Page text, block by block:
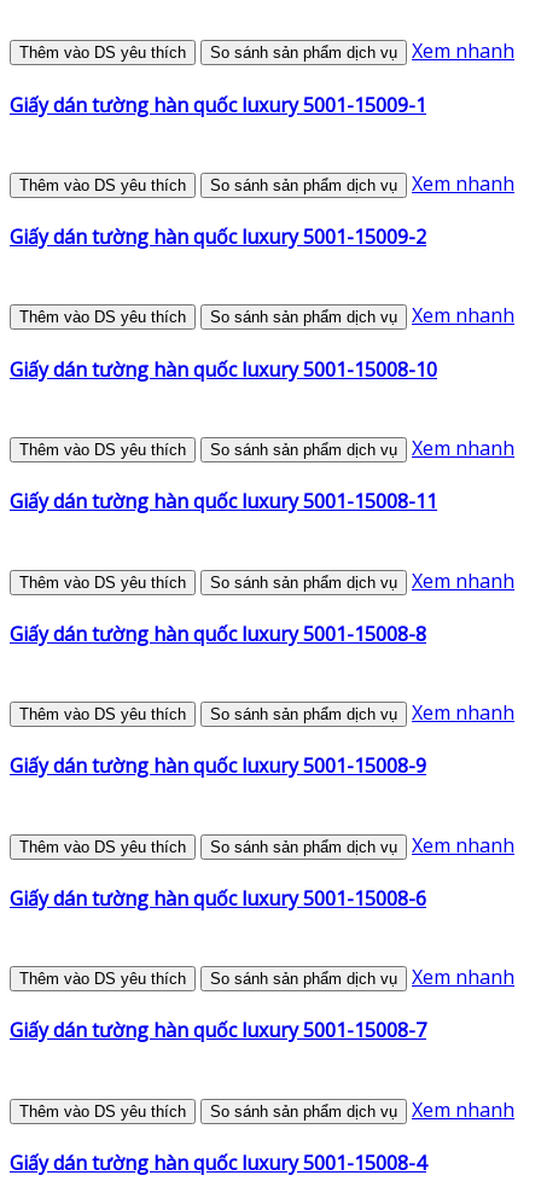
Thêm vào DS yêu thích So sánh sản phẩm dịch vụ Xem nhanh
Giấy dán tường hàn quốc luxury 5001-15009-1
Thêm vào DS yêu thích So sánh sản phẩm dịch vụ Xem nhanh
Giấy dán tường hàn quốc luxury 5001-15009-2
Thêm vào DS yêu thích So sánh sản phẩm dịch vụ Xem nhanh
Giấy dán tường hàn quốc luxury 5001-15008-10
Thêm vào DS yêu thích So sánh sản phẩm dịch vụ Xem nhanh
Giấy dán tường hàn quốc luxury 5001-15008-11
Thêm vào DS yêu thích So sánh sản phẩm dịch vụ Xem nhanh
Giấy dán tường hàn quốc luxury 5001-15008-8
Thêm vào DS yêu thích So sánh sản phẩm dịch vụ Xem nhanh
Giấy dán tường hàn quốc luxury 5001-15008-9
Thêm vào DS yêu thích So sánh sản phẩm dịch vụ Xem nhanh
Giấy dán tường hàn quốc luxury 5001-15008-6
Thêm vào DS yêu thích So sánh sản phẩm dịch vụ Xem nhanh
Giấy dán tường hàn quốc luxury 5001-15008-7
Thêm vào DS yêu thích So sánh sản phẩm dịch vụ Xem nhanh
Giấy dán tường hàn quốc luxury 5001-15008-4